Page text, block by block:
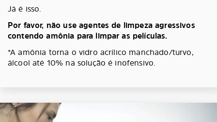
Já é isso.
Por favor, não use agentes de limpeza agressivos
contendo amônia para limpar as películas.
*A amônia torna o vidro acrílico manchado/turvo,
álcool até 10% na solução é inofensivo.